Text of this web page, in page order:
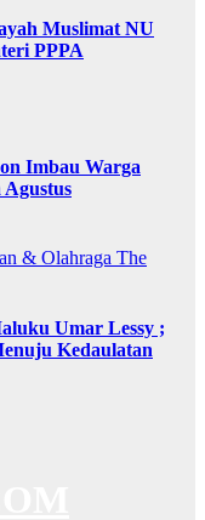
Muslimat NU
PPPA
Imbau Warga
& Olahraga The
Umar Lessy ;
Kedaulatan